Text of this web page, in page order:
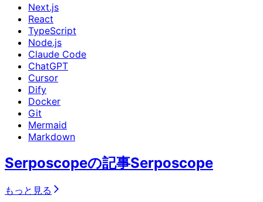
Next.js
React
TypeScript
Node.js
Claude Code
ChatGPT
Cursor
Dify
Docker
Git
Mermaid
Markdown
Serposcopeの記事Serposcope
もっと見る